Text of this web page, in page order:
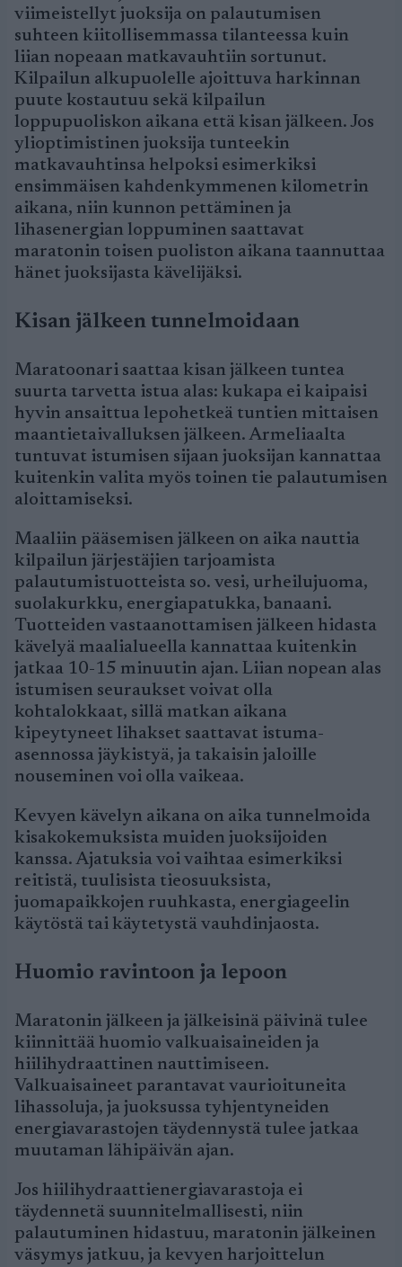
viimeistellyt juoksija on palautumisen
suhteen kiitollisemmassa tilanteessa kuin
liian nopeaan matkavauhtiin sortunut.
Kilpailun alkupuolelle ajoittuva harkinnan
puute kostautuu sekä kilpailun
loppupuoliskon aikana että kisan jälkeen. Jos
ylioptimistinen juoksija tunteekin
matkavauhtinsa helpoksi esimerkiksi
ensimmäisen kahdenkymmenen kilometrin
aikana, niin kunnon pettäminen ja
lihasenergian loppuminen saattavat
maratonin toisen puoliston aikana taannuttaa
hänet juoksijasta kävelijäksi.
Kisan jälkeen tunnelmoidaan
Maratoonari saattaa kisan jälkeen tuntea
suurta tarvetta istua alas: kukapa ei kaipaisi
hyvin ansaittua lepohetkeä tuntien mittaisen
maantietaivalluksen jälkeen. Armeliaalta
tuntuvat istumisen sijaan juoksijan kannattaa
kuitenkin valita myös toinen tie palautumisen
aloittamiseksi.
Maaliin pääsemisen jälkeen on aika nauttia
kilpailun järjestäjien tarjoamista
palautumistuotteista so. vesi, urheilujuoma,
suolakurkku, energiapatukka, banaani.
Tuotteiden vastaanottamisen jälkeen hidasta
kävelyä maalialueella kannattaa kuitenkin
jatkaa 10-15 minuutin ajan. Liian nopean alas
istumisen seuraukset voivat olla
kohtalokkaat, sillä matkan aikana
kipeytyneet lihakset saattavat istuma-
asennossa jäykistyä, ja takaisin jaloille
nouseminen voi olla vaikeaa.
Kevyen kävelyn aikana on aika tunnelmoida
kisakokemuksista muiden juoksijoiden
kanssa. Ajatuksia voi vaihtaa esimerkiksi
reitistä, tuulisista tieosuuksista,
juomapaikkojen ruuhkasta, energiageelin
käytöstä tai käytetystä vauhdinjaosta.
Huomio ravintoon ja lepoon
Maratonin jälkeen ja jälkeisinä päivinä tulee
kiinnittää huomio valkuaisaineiden ja
hiilihydraattinen nauttimiseen.
Valkuaisaineet parantavat vaurioituneita
lihassoluja, ja juoksussa tyhjentyneiden
energiavarastojen täydennystä tulee jatkaa
muutaman lähipäivän ajan.
Jos hiilihydraattienergiavarastoja ei
täydennetä suunnitelmallisesti, niin
palautuminen hidastuu, maratonin jälkeinen
väsymys jatkuu, ja kevyen harjoittelun